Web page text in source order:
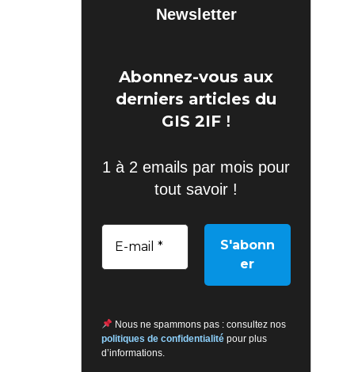
Newsletter
Abonnez-vous aux
derniers articles du
GIS 2IF !
1 à 2 emails par mois pour
tout savoir !
Nous ne spammons pas : consultez nos
politiques de confidentialité pour plus
d’informations.